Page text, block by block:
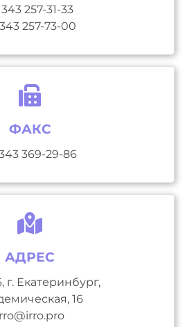
343 257-31-33
257-73-00
ФАКС
369-29-86
АДРЕС
г. Екатеринбург,
16